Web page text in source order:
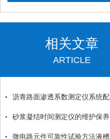
相关文章
ARTICLE
砂浆凝结时间测定仪的维护保养